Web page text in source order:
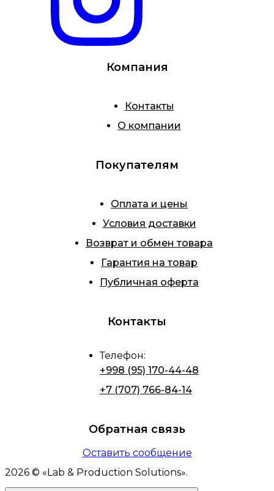
Компания
Контакты
О компании
Покупателям
Оплата и цены
Условия доставки
Возврат и обмен товара
Гарантия на товар
Публичная оферта
Контакты
Телефон:
+998 (95) 170-44-48
+7 (707) 766-84-14
Обратная связь
Оставить сообщение
2026 © « Lab & Production Solutions».